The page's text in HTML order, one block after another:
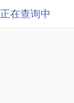
正在查询中